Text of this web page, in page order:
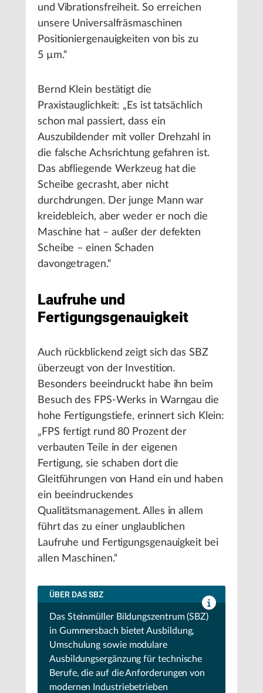
und Vibrationsfreiheit. So erreichen
unsere Universalfräsmaschinen
Positioniergenauigkeiten von bis zu
5 µm.“
Bernd Klein bestätigt die
Praxistauglichkeit: „Es ist tatsächlich
schon mal passiert, dass ein
Auszubildender mit voller Drehzahl in
die falsche Achsrichtung gefahren ist.
Das abfliegende Werkzeug hat die
Scheibe gecrasht, aber nicht
durchdrungen. Der junge Mann war
kreidebleich, aber weder er noch die
Maschine hat – außer der defekten
Scheibe – einen Schaden
davongetragen.“
Laufruhe und
Fertigungsgenauigkeit
Auch rückblickend zeigt sich das SBZ
überzeugt von der Investition.
Besonders beeindruckt habe ihn beim
Besuch des FPS-Werks in Warngau die
hohe Fertigungstiefe, erinnert sich Klein:
„FPS fertigt rund 80 Prozent der
verbauten Teile in der eigenen
Fertigung, sie schaben dort die
Gleitführungen von Hand ein und haben
ein beeindruckendes
Qualitätsmanagement. Alles in allem
führt das zu einer unglaublichen
Laufruhe und Fertigungsgenauigkeit bei
allen Maschinen.“
ÜBER DAS SBZ
Das Steinmüller Bildungszentrum (SBZ)
in Gummersbach bietet Ausbildung,
Umschulung sowie modulare
Ausbildungsergänzung für technische
Berufe, die auf die Anforderungen von
modernen Industriebetrieben